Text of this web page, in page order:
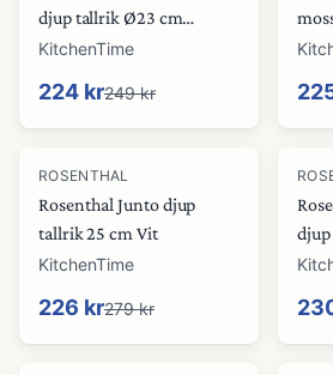
djup tallrik Ø23 cm
Orange
KitchenTime
224 kr249 kr
-19%
ROSENTHAL
Rosenthal Junto djup
tallrik 25 cm Vit
KitchenTime
226 kr279 kr
-47%